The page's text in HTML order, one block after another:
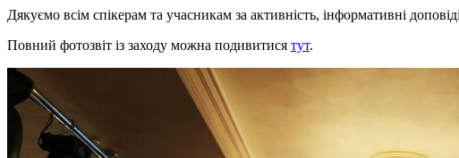
Дякуємо всім спікерам та учасникам за активність, інформативні
Повний фотозвіт із заходу можна подивитися тут.